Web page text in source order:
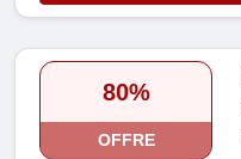
80%
OFFRE